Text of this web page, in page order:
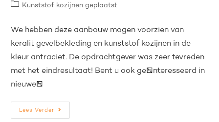
Kunststof kozijnen geplaatst
We hebben deze aanbouw mogen voorzien van
keralit gevelbekleding en kunststof kozijnen in de
kleur antraciet. De opdrachtgever was zeer tevreden
met het eindresultaat! Bent u ook geïnteresseerd in
nieuwe…
Lees Verder